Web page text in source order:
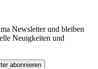
Newsletter und bleiben
Neuigkeiten und
abonnieren